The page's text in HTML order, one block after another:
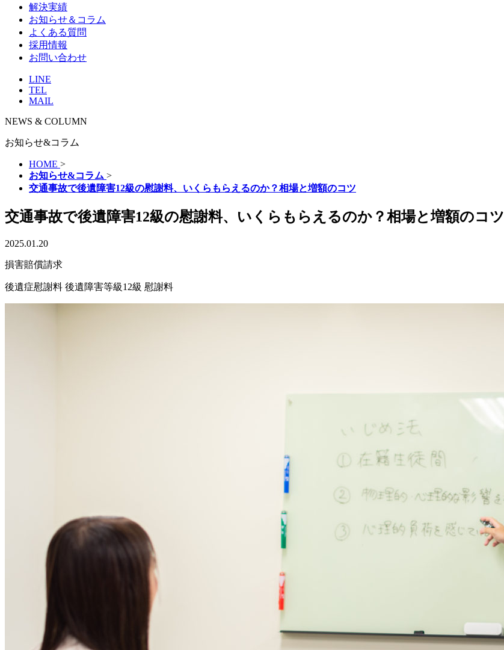
解決実績
お知らせ＆コラム
よくある質問
採用情報
お問い合わせ
LINE
TEL
MAIL
NEWS & COLUMN
お知らせ&コラム
HOME >
お知らせ&コラム >
交通事故で後遺障害12級の慰謝料、いくらもらえるのか？相場と増額のコツ
交通事故で後遺障害12級の慰謝料、いくらもらえるのか？相場と増額のコツ
2025.01.20
損害賠償請求
後遺症慰謝料 後遺障害等級12級 慰謝料